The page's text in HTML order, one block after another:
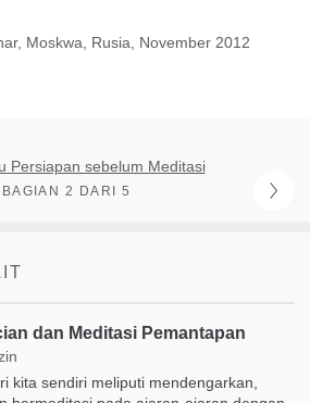
Moskwa, Rusia, November 2012
Persiapan sebelum Meditasi
BAGIAN 2 DARI 5
dan Meditasi Pemantapan
kita sendiri meliputi mendengarkan,